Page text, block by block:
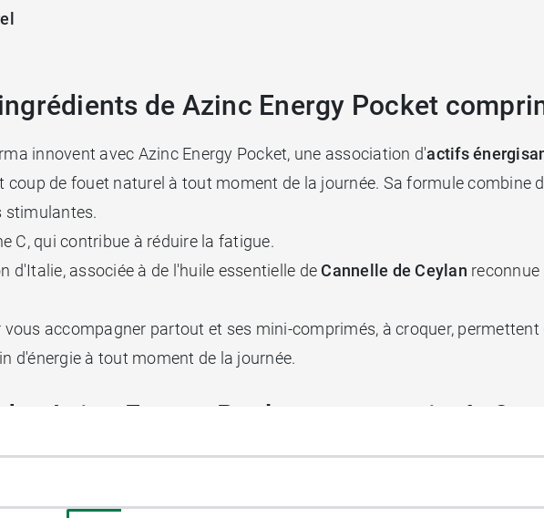
de Azinc Energy Pocket
innovent avec Azinc Energy Pocket, une association d'actifs
coup de fouet naturel à tout moment de la journée. Sa formule combine
stimulantes.
C, qui contribue à réduire la fatigue.
d'Italie, associée à de l'huile essentielle deCannelle de Ceylan
accompagner partout et ses mini-comprimés, à croquer,
d'énergie à tout moment de la journée.
Azinc Energy Pocket en comprimés ?
2 comprimés, 1 à 3 fois par jour.